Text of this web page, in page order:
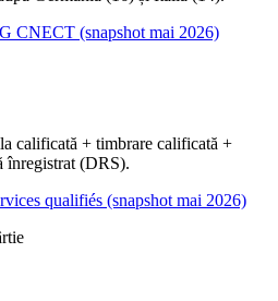
CNECT (snapshot mai 2026)
calificată + timbrare calificată +
înregistrat (DRS).
qualifiés (snapshot mai 2026)